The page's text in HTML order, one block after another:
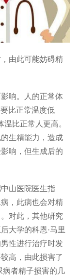
由此可能妨碍精
响。人的正常体
比正常温度低
比正常人更高。
生精能力，造成
响，但生成后的
山医院医生指
，此病也会对精
对此，其他研究
大学的科恩·马里
性进行治疗时发
高，由此损害了
者精子损害的几